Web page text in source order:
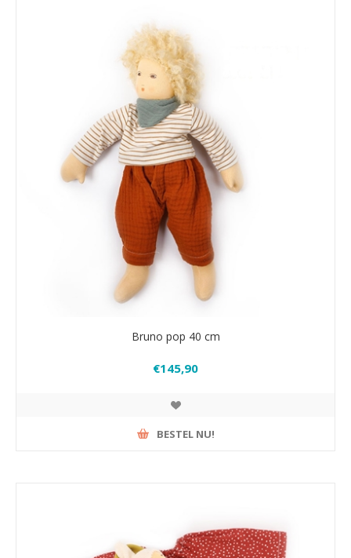
Bruno pop 40 cm
€145,90
BESTEL NU!